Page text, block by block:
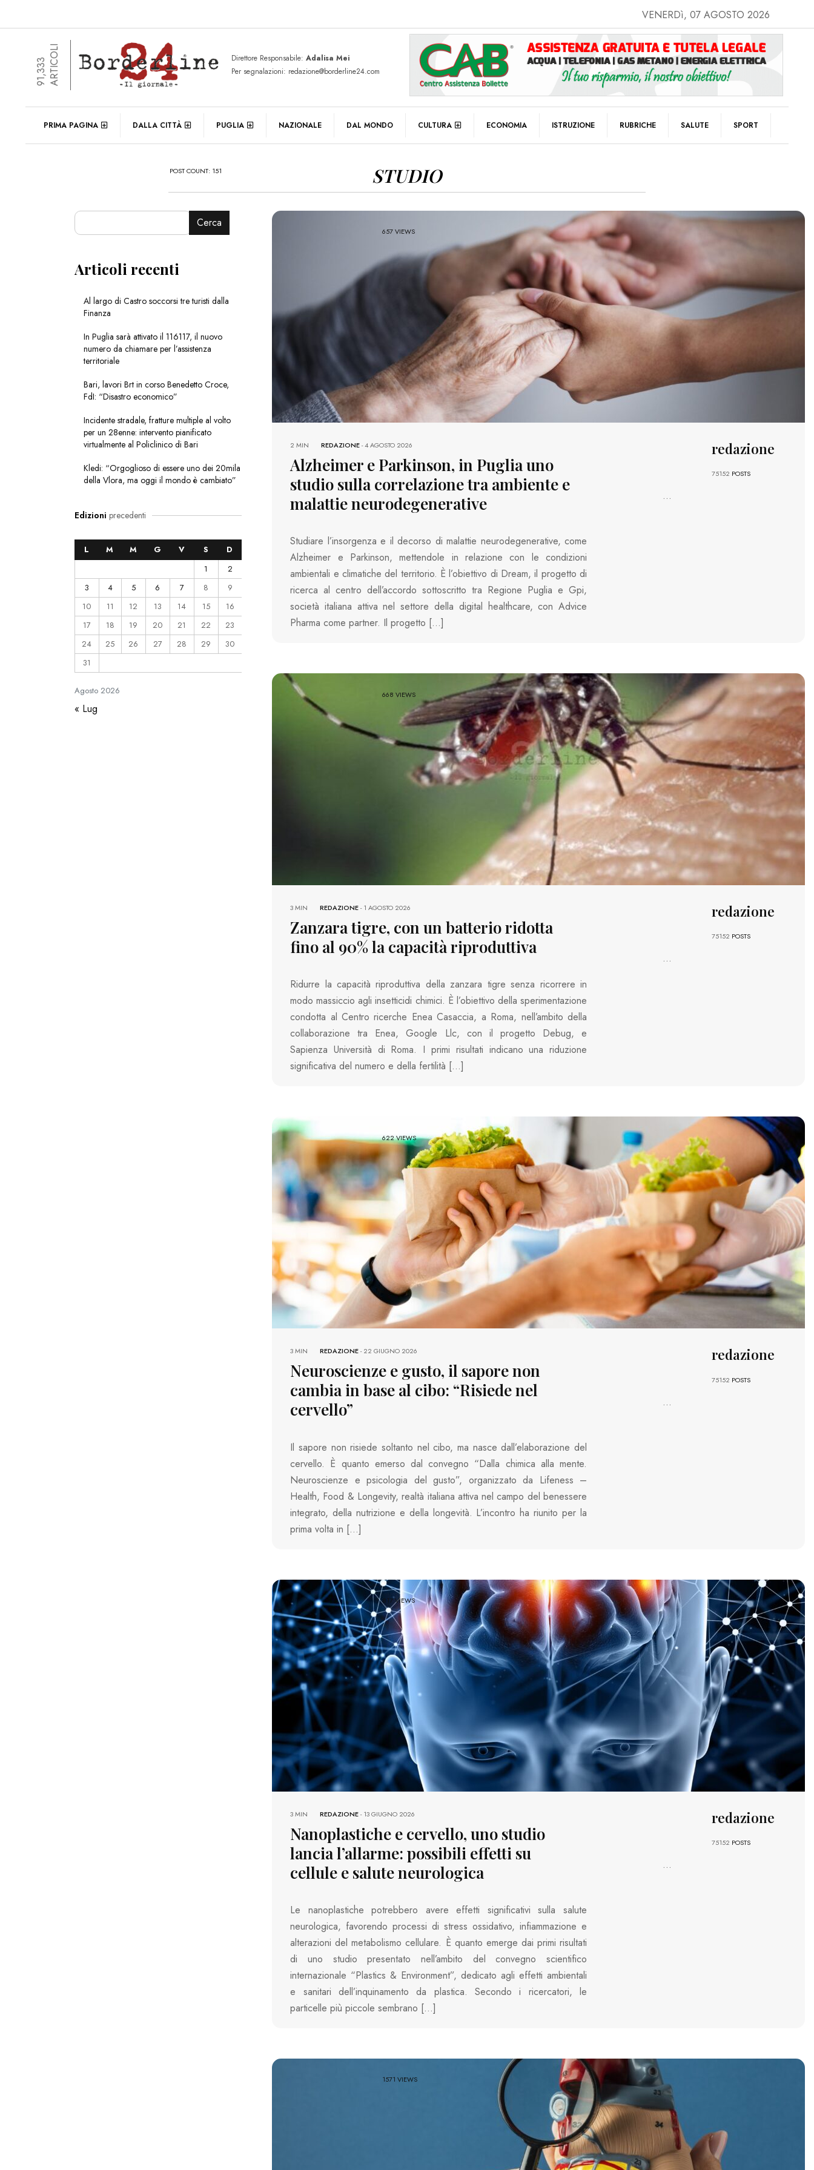
VENERDì, 07 AGOSTO 2026
91,333ARTICOLI Direttore Responsabile: Adalisa Mei
Per segnalazioni: redazione@borderline24.com
PRIMA PAGINA DALLA CITTÀ PUGLIA NAZIONALE DAL MONDO CULTURA ECONOMIA ISTRUZIONE RUBRICHE SALUTE SPORT
POST COUNT: 151 STUDIO
657 VIEWS
REDAZIONE-4 AGOSTO 2026
2 MIN
Alzheimer e Parkinson, in Puglia uno
studio sulla correlazione tra ambiente e
malattie neurodegenerative
Studiare l’insorgenza e il decorso di malattie neurodegenerative, come
Alzheimer e Parkinson, mettendole in relazione con le condizioni
ambientali e climatiche del territorio. È l’obiettivo di Dream, il progetto di
ricerca al centro dell’accordo sottoscritto tra Regione Puglia e Gpi,
società italiana attiva nel settore della digital healthcare, con Advice
Pharma come partner. Il progetto […]
redazione
75152 POSTS
...
668 VIEWS
REDAZIONE-1 AGOSTO 2026
3 MIN
Zanzara tigre, con un batterio ridotta
fino al 90% la capacità riproduttiva
Ridurre la capacità riproduttiva della zanzara tigre senza ricorrere in
modo massiccio agli insetticidi chimici. È l’obiettivo della sperimentazione
condotta al Centro ricerche Enea Casaccia, a Roma, nell’ambito della
collaborazione tra Enea, Google Llc, con il progetto Debug, e
Sapienza Università di Roma. I primi risultati indicano una riduzione
significativa del numero e della fertilità […]
redazione
75152 POSTS
...
622 VIEWS
REDAZIONE-22 GIUGNO 2026
3 MIN
Neuroscienze e gusto, il sapore non
cambia in base al cibo: “Risiede nel
cervello”
Il sapore non risiede soltanto nel cibo, ma nasce dall’elaborazione del
cervello. È quanto emerso dal convegno “Dalla chimica alla mente.
Neuroscienze e psicologia del gusto”, organizzato da Lifeness –
Health, Food & Longevity, realtà italiana attiva nel campo del benessere
integrato, della nutrizione e della longevità. L’incontro ha riunito per la
prima volta in […]
redazione
75152 POSTS
...
817 VIEWS
REDAZIONE-13 GIUGNO 2026
3 MIN
Nanoplastiche e cervello, uno studio
lancia l’allarme: possibili effetti su
cellule e salute neurologica
Le nanoplastiche potrebbero avere effetti significativi sulla salute
neurologica, favorendo processi di stress ossidativo, infiammazione e
alterazioni del metabolismo cellulare. È quanto emerge dai primi risultati
di uno studio presentato nell’ambito del convegno scientifico
internazionale “Plastics & Environment”, dedicato agli effetti ambientali
e sanitari dell’inquinamento da plastica. Secondo i ricercatori, le
particelle più piccole sembrano […]
redazione
75152 POSTS
...
1571 VIEWS
Cerca
Articoli recenti
Al largo di Castro soccorsi tre turisti dalla
Finanza
In Puglia sarà attivato il 116117, il nuovo
numero da chiamare per l’assistenza
territoriale
Bari, lavori Brt in corso Benedetto Croce,
FdI: “Disastro economico”
Incidente stradale, fratture multiple al volto
per un 28enne: intervento pianificato
virtualmente al Policlinico di Bari
Kledi: “Orgoglioso di essere uno dei 20mila
della Vlora, ma oggi il mondo è cambiato”
Edizioni precedenti
Agosto2026
L M M G V S
D
1
2
3
4 5 6 7 8
9
10
11 12 13 14 15
16
17
18 19 20 21 22
23
24
25 26 27 28 29
30
31
« Lug